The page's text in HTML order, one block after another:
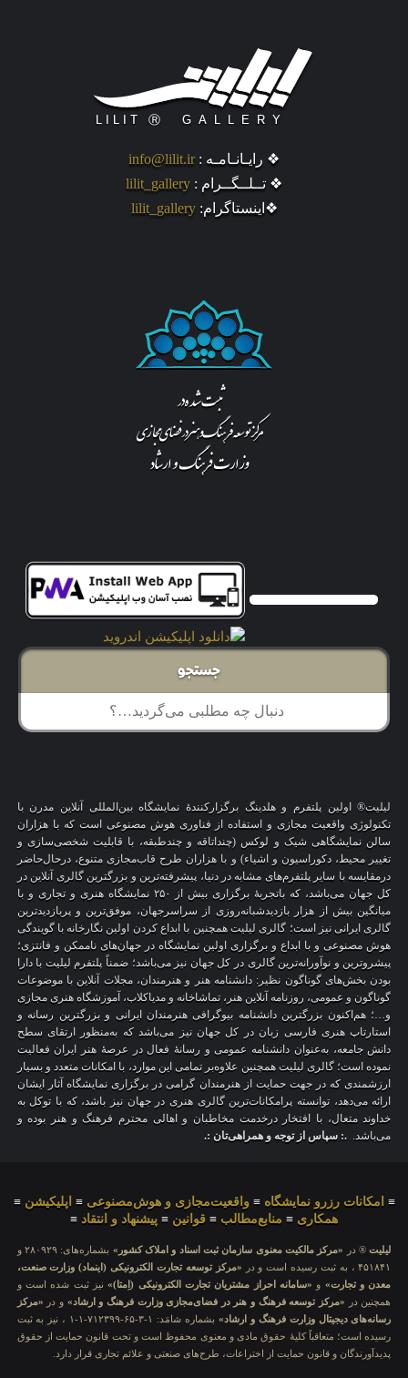
❖ رایـانـامـه : info@lilit.ir
❖ تــلــگــرام : lilit_gallery
❖اینستاگرام: lilit_gallery
جستجو
لیلیت® اولین پلتفرم و هلدینگ برگزارکنندهٔ نمایشگاه بین‌المللی آنلاین مدرن با
تکنولوژی واقعیت مجازی و استفاده از فناوری هوش مصنوعی است که با هزاران
سالن نمایشگاهی شیک و لوکس (چنداتاقه و چندطبقه، با قابلیت شخصی‌سازی و
تغییر محیط، دکوراسیون و اشیاء) و با هزاران طرح قاب‌مجازی متنوع، درحال‌حاضر
درمقایسه با سایر پلتفرم‌های مشابه در دنیا، پیشرفته‌ترین و بزرگترین گالری آنلاین در
کل جهان می‌باشد، که باتجربهٔ برگزاری بیش از ۲۵۰ نمایشگاه هنری و تجاری و با
میانگین بیش از هزار بازدیدشبانه‌روزی از سراسرجهان، موفق‌ترین و پربازدیدترین
گالری ایرانی نیز است؛ گالری لیلیت همچنین با ابداع کردن اولین نگارخانه با گویندگی
هوش مصنوعی و با ابداع و برگزاری اولین نمایشگاه در جهان‌های ناممکن و فانتزی؛
پیشروترین و نوآورانه‌ترین گالری در کل جهان نیز می‌باشد؛ ضمناً پلتفرم لیلیت با دارا
بودن بخش‌های گوناگون نظیر: دانشنامه هنر و هنرمندان، مجلات آنلاین با موضوعات
گوناگون و عمومی، روزنامه آنلاین هنر، تماشاخانه و مدیاکلاب، آموزشگاه هنری مجازی
و…؛ هم‌اکنون بزرگترین دانشنامه بیوگرافی هنرمندان ایرانی و بزرگترین رسانه و
استارتاپ هنری فارسی زبان در کل جهان نیز می‌باشد که به‌منظور ارتقای سطح
دانش جامعه، به‌عنوان دانشنامه عمومی و رسانهٔ فعال در عرصهٔ هنر ایران فعالیت
نموده است؛ گالری لیلیت همچنین علاوه‌بر تمامی این موارد، با امکانات متعدد و بسیار
ارزشمندی که در جهت حمایت از هنرمندان گرامی در برگزاری نمایشگاه آثار ایشان
ارائه می‌دهد، توانسته پرامکانات‌ترین گالری هنری در جهان نیز باشد، که با توکل به
خداوند متعال، با افتخار درخدمت مخاطبان و اهالی محترم فرهنگ و هنر بوده و
می‌باشد. .: سپاس از توجه و همراهی‌تان :.
≡ امکانات رزرو نمایشگاه ≡واقعیت‌مجازی و هوش‌مصنوعی ≡ اپلیکیشن ≡
همکاری ≡ منابع‌مطالب ≡ قوانین ≡ پیشنهاد و انتقاد ≡
لیلیت® در «مرکز مالکیت معنوی سازمان ثبت اسناد و املاک کشور»
بشماره‌های: ۲۸۰۹۲۹ و
۴۵۱۸۴۱ ، به ثبت رسیده است و در
«مرکز توسعه تجارت الکترونیکی (اینماد) وزارت صنعت،
معدن و تجارت» و «سامانه احراز مشتریان تجارت الکترونیکی (اِمتا)»نیز ثبت شده است و
همچنین در
«مرکز توسعه فرهنگ و هنر در فضای‌مجازی وزارت فرهنگ و ارشاد» و در «مرکز
رسانه‌های دیجیتال وزارت فرهنگ و ارشاد»
بشماره شامَد: ۱-۳-۶۵-۷۱۲۳۹۹-۱-۱ ، نیز به ثبت
رسیده است؛ متعاقباً کلیهٔ حقوق مادی و معنوی محفوظ است و تحت قانون حمایت از حقوق
پدیدآورندگان و قانون حمایت از اختراعات، طرح‌های صنعتی و علائم تجاری قرار دارد.